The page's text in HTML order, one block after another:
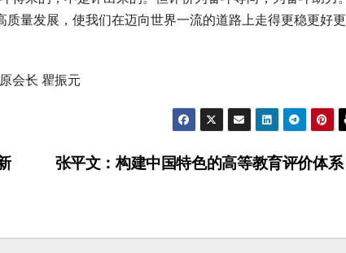
量发展，使我们在迈向世界一流的道路上走得更稳更好更
会长 瞿振元
张平文：构建中国特色的高等教育评价体系